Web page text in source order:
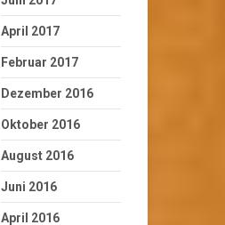
April 2017
Februar 2017
Dezember 2016
Oktober 2016
August 2016
Juni 2016
April 2016